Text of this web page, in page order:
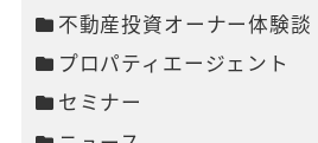
不動産投資オーナー体験談
プロパティエージェント
セミナー